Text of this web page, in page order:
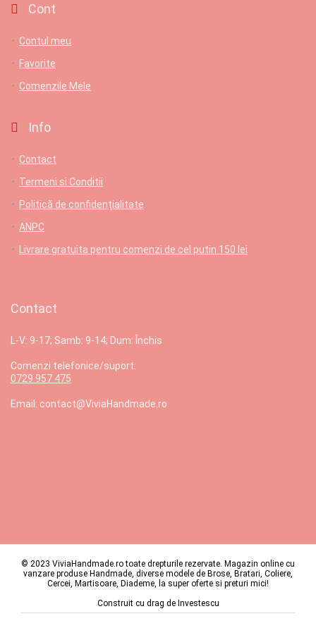
Cont
Contul meu
Favorite
Comenzile Mele
Info
Contact
Termeni si Conditii
Politică de confidențialitate
ANPC
Livrare gratuita pentru comenzi de cel putin 150 lei
Contact
L-V: 9-17; Samb: 9-14; Dum: Închis
Comenzi telefonice/suport:
0729 957 475
Email: contact@ViviaHandmade.ro
© 2023 ViviaHandmade.ro toate drepturile rezervate. Magazin online cu
vanzare produse Handmade, diverse modele de Brose, Bratari, Coliere,
Cercei, Martisoare, Diademe, la super oferte si preturi mici!
Construit cu drag de Investescu